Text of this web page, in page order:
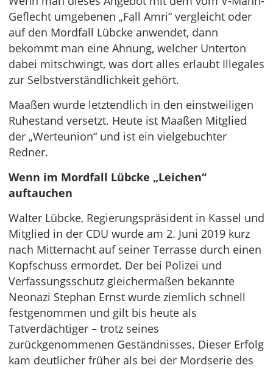
Geflecht umgebenen „Fall Amri“ vergleicht oder
auf den Mordfall Lübcke anwendet, dann
bekommt man eine Ahnung, welcher Unterton
dabei mitschwingt, was dort alles erlaubt Illegales
zur Selbstverständlichkeit gehört.
Maaßen wurde letztendlich in den einstweiligen
Ruhestand versetzt. Heute ist Maaßen Mitglied
der „Werteunion“ und ist ein vielgebuchter
Redner.
Wenn im Mordfall Lübcke „Leichen“
auftauchen
Walter Lübcke, Regierungspräsident in Kassel und
Mitglied in der CDU wurde am 2. Juni 2019 kurz
nach Mitternacht auf seiner Terrasse durch einen
Kopfschuss ermordet. Der bei Polizei und
Verfassungsschutz gleichermaßen bekannte
Neonazi Stephan Ernst wurde ziemlich schnell
festgenommen und gilt bis heute als
Tatverdächtiger – trotz seines
zurückgenommenen Geständnisses. Dieser Erfolg
kam deutlicher früher als bei der Mordserie des